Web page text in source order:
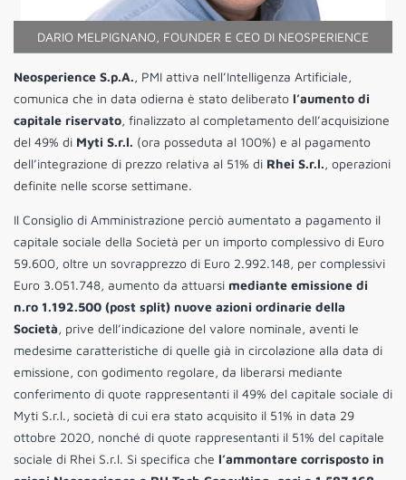
DARIO MELPIGNANO, FOUNDER E CEO DI NEOSPERIENCE
Neosperience S.p.A., PMI attiva nell’Intelligenza Artificiale,
comunica che in data odierna è stato deliberato l’aumento di
capitale riservato, finalizzato al completamento dell’acquisizione
del 49% di Myti S.r.l. (ora posseduta al 100%) e al pagamento
dell’integrazione di prezzo relativa al 51% di Rhei S.r.l., operazioni
definite nelle scorse settimane.
Il Consiglio di Amministrazione perciò aumentato a pagamento il
capitale sociale della Società per un importo complessivo di Euro
59.600, oltre un sovrapprezzo di Euro 2.992.148, per complessivi
Euro 3.051.748, aumento da attuarsi mediante emissione di
n.ro 1.192.500 (post split) nuove azioni ordinarie della
Società, prive dell’indicazione del valore nominale, aventi le
medesime caratteristiche di quelle già in circolazione alla data di
emissione, con godimento regolare, da liberarsi mediante
conferimento di quote rappresentanti il 49% del capitale sociale di
Myti S.r.l., società di cui era stato acquisito il 51% in data 29
ottobre 2020, nonché di quote rappresentanti il 51% del capitale
sociale di Rhei S.r.l. Si specifica che l’ammontare corrisposto in